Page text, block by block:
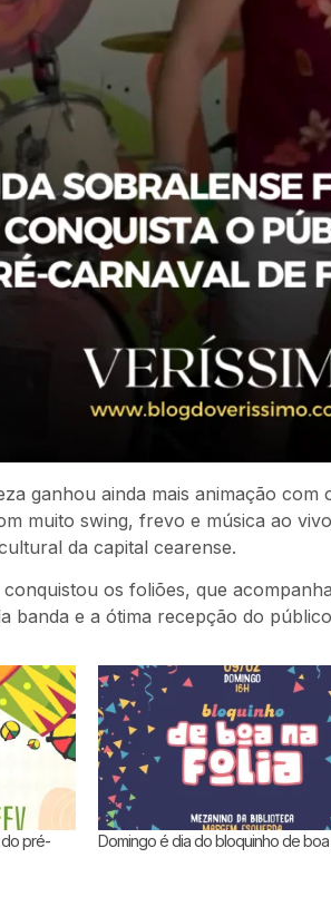
ganhou ainda mais animação
muito swing, frevo e música ao
da capital cearense.
os foliões, que
banda e a ótima recepção do
do pré-
Domingo é dia do bloquinho de boa